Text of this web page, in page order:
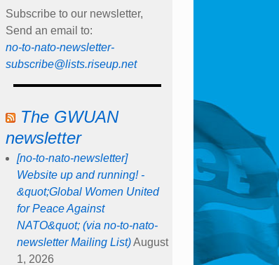
Subscribe to our newsletter,
Send an email to:
no-to-nato-newsletter-
subscribe@lists.riseup.net
The GWUAN
newsletter
[no-to-nato-newsletter]
Website up and running! -
&quot;Global Women United
for Peace Against
NATO&quot; (via no-to-nato-
newsletter Mailing List) August
1, 2026